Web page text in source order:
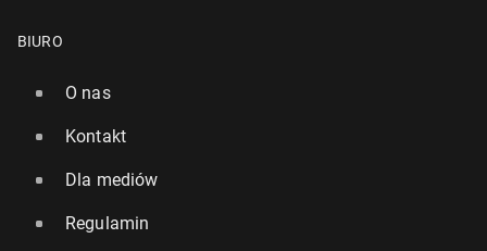
BIURO
O nas
Kontakt
Dla mediów
Regulamin